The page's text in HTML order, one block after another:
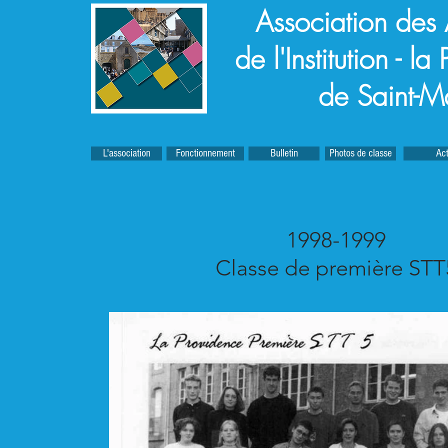
Association
de l'Institution - la
de Saint-
L'association Fonctionnement Bulletin Photos de classe
1998-1999
Classe de première